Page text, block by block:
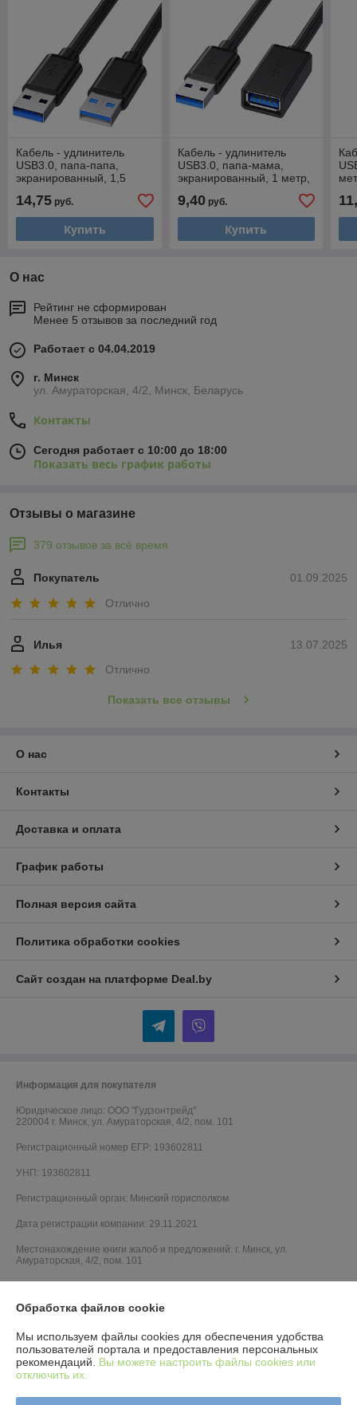
Кабель - удлинитель
USB3.0, папа-папа,
экранированный, 1,5
14,75 руб.
Купить
Кабель - удлинитель
USB3.0, папа-мама,
экранированный, 1 метр,
9,40руб.
Купить
О нас
Рейтинг не сформирован
Менее 5 отзывов за последний год
Работает с 04.04.2019
г. Минск
ул. Амураторская, 4/2, Минск, Беларусь
Контакты
Сегодня работает с 10:00 до 18:00
Показать весь график работы
Отзывы о магазине
379 отзывов за всё время
01.09.2025
Покупатель
Отлично
13.07.2025
Илья
Отлично
Показать все отзывы
О нас
Контакты
Доставка и оплата
График работы
Полная версия сайта
Политика обработки cookies
Сайт создан на платформе Deal.by
Информация для покупателя
Юридическое лицо: ООО "Гудзонтрейд"
220004 г. Минск, ул. Амураторская, 4/2, пом. 101
Регистрационный номер ЕГР: 193602811
УНП: 193602811
Регистрационный орган: Минский горисполком
Дата регистрации компании: 29.11.2021
Местонахождение книги жалоб и предложений: г. Минск, ул.
Амураторская, 4/2, пом. 101
Обработка файлов cookie
Мы используем файлы cookies для обеспечения удобства
пользователей портала и предоставления персональных
рекомендаций. Вы можете настроить файлы cookies или
отключить их.